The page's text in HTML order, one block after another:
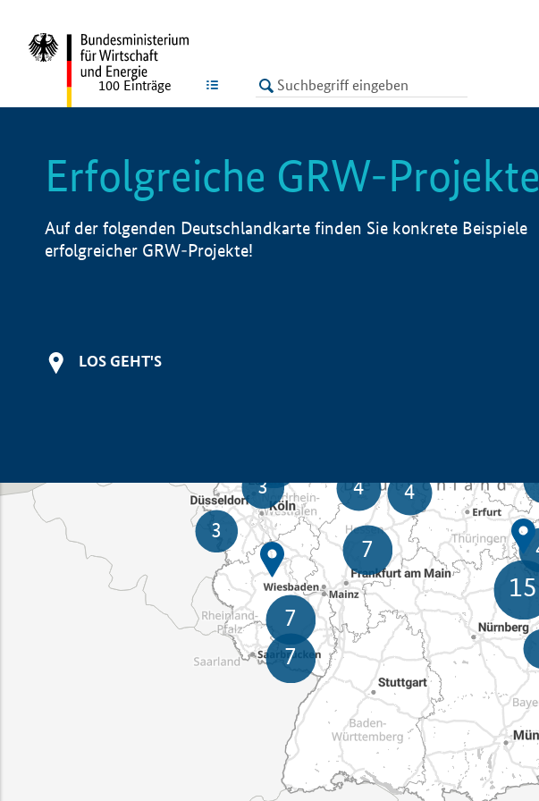
LISTE
100 Einträge
Erfolgreiche GRW-Projekte
Auf der folgenden Deutschlandkarte finden Sie konkrete Beispiele
erfolgreicher GRW-Projekte!
LOS GEHT'S